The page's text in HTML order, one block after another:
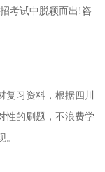
考试中脱颖而出!咨
习资料，根据四川
性的刷题，不浪费学